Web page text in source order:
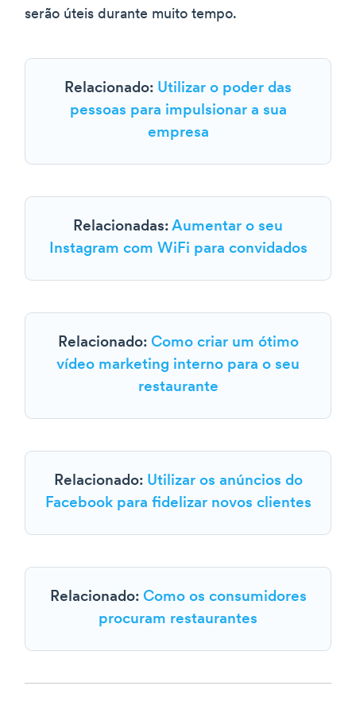
serão úteis durante muito tempo.
Relacionado: Utilizar o poder das
pessoas para impulsionar a sua
empresa
Relacionadas: Aumentar o seu
Instagram com WiFi para convidados
Relacionado: Como criar um ótimo
vídeo marketing interno para o seu
restaurante
Relacionado: Utilizar os anúncios do
Facebook para fidelizar novos clientes
Relacionado: Como os consumidores
procuram restaurantes